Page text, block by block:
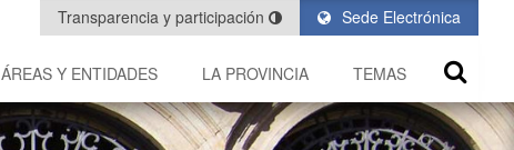
Sede Electrónica
Transparencia y participación
ÁREAS Y ENTIDADES LA PROVINCIA TEMAS